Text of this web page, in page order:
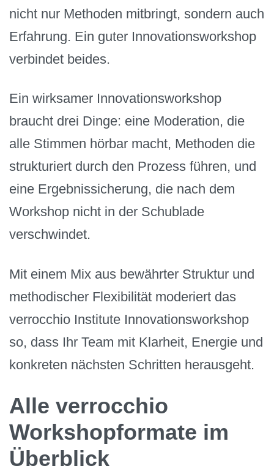
nicht nur Methoden mitbringt, sondern auch
Erfahrung. Ein guter Innovationsworkshop
verbindet beides.
Ein wirksamer Innovationsworkshop
braucht drei Dinge: eine Moderation, die
alle Stimmen hörbar macht, Methoden die
strukturiert durch den Prozess führen, und
eine Ergebnissicherung, die nach dem
Workshop nicht in der Schublade
verschwindet.
Mit einem Mix aus bewährter Struktur und
methodischer Flexibilität moderiert das
verrocchio Institute Innovationsworkshop
so, dass Ihr Team mit Klarheit, Energie und
konkreten nächsten Schritten herausgeht.
Alle verrocchio
Workshopformate im
Überblick